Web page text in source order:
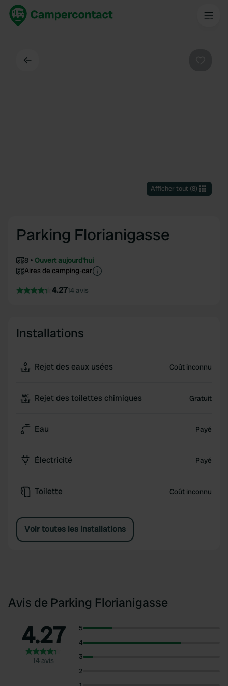
Afficher tout(8)
Parking Florianigasse
8
Ouvert aujourd'hui
Aires de camping-car
4.2714 avis
Installations
Rejet des eaux usées Coût inconnu
Rejet des toilettes chimiques Gratuit
Eau Payé
Électricité Payé
Toilette Coût inconnu
Voir toutes les installations
Avis de Parking Florianigasse
4.27
14 avis
5
4
3
2